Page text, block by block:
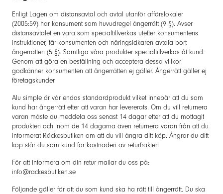
Enligt Lagen om distansavtal och avtal utanför affärslokaler
(2005:59) har konsument som huvudregel ångerrätt (9 §). Avser
distansavtalet en vara som specialtillverkas utefter konsumentens
instruktioner, får konsumenten och näringsidkaren avtala bort
ångerrätten (5 §). Samtliga våra produkter specialtillverkas åt kund.
Genom att göra en beställning och acceptera dessa villkor
godkänner konsumenten att ångerrätten ej gäller. Ångerrätt gäller ej
företagskunder.
Alu simple är vår endas standardprodukt vilket innebär att du som
kund har ångerrätt efter att varan har levererats. Om du vill returnera
varan måste du meddela oss senast 14 dagar efter att du mottagit
produkten och inom de 14 dagarna även returnera varan från att du
informerat Räckesbutiken om att du vill ångra ditt köp. Ångrar du ditt
köp står du som kund för kostnaden av returfrakten
För att informera om din retur mailar du oss på:
info@rackesbutiken.se
Följande gäller för att du som kund ska ha rätt till ångerrätt. Du ska